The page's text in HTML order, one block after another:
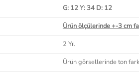
G: 12 Y: 34 D: 12
Ürün ölçülerinde +-3 cm
2 Yıl
Ürün görsellerinde ton